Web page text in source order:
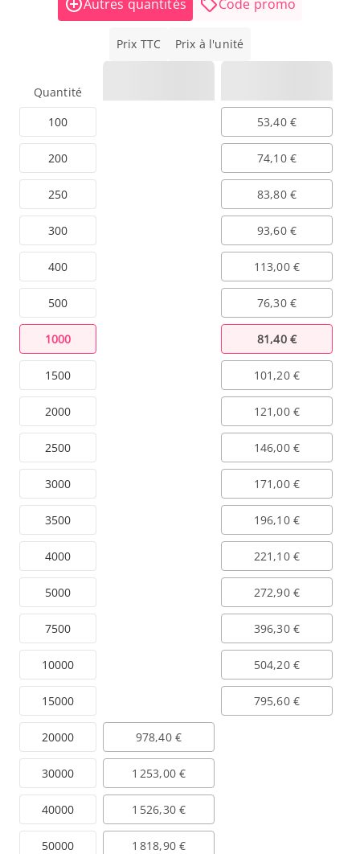
Autres quantités Code promo
Prix TTC Prix à l'unité
Quantité
100
200
250
300
400
500
1000
1500
2000
2500
3000
3500
4000
5000
7500
10000
15000
20000
30000
40000
50000
53,40 €
74,10 €
83,80 €
93,60 €
113,00 €
76,30 €
81,40 €
101,20 €
121,00 €
146,00 €
171,00 €
196,10 €
221,10 €
272,90 €
396,30 €
504,20 €
795,60 €
978,40 €
1 253,00 €
1 526,30 €
1 818,90 €